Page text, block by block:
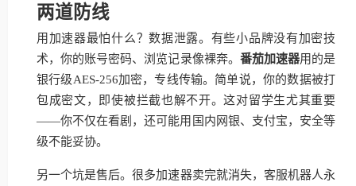
两道防线
用加速器最怕什么？数据泄露。有些小品牌没有加密技
术，你的账号密码、浏览记录像裸奔。 番茄加速器用的是
银行级AES-256加密，专线传输。简单说，你的数据被打
包成密文，即使被拦截也解不开。这对留学生尤其重要
——你不仅在看剧，还可能用国内网银、支付宝，安全等
级不能妥协。
另一个坑是售后。很多加速器卖完就消失，客服机器人永